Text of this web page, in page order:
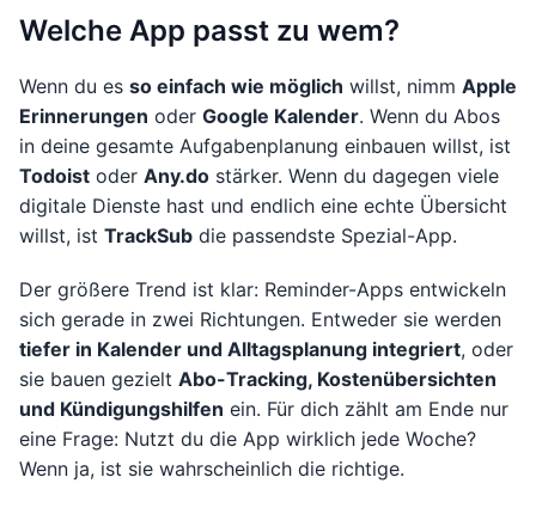
Welche App passt zu wem?
Wenn du es so einfach wie möglich willst, nimm Apple
Erinnerungen oder Google Kalender. Wenn du Abos
in deine gesamte Aufgabenplanung einbauen willst, ist
Todoist oder Any.do stärker. Wenn du dagegen viele
digitale Dienste hast und endlich eine echte Übersicht
willst, ist TrackSub die passendste Spezial-App.
Der größere Trend ist klar: Reminder-Apps entwickeln
sich gerade in zwei Richtungen. Entweder sie werden
tiefer in Kalender und Alltagsplanung integriert, oder
sie bauen gezielt Abo-Tracking, Kostenübersichten
und Kündigungshilfen ein. Für dich zählt am Ende nur
eine Frage: Nutzt du die App wirklich jede Woche?
Wenn ja, ist sie wahrscheinlich die richtige.